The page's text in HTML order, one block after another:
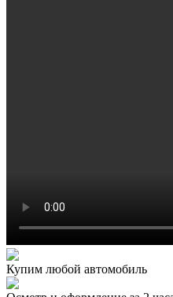
Купим любой автомобиль